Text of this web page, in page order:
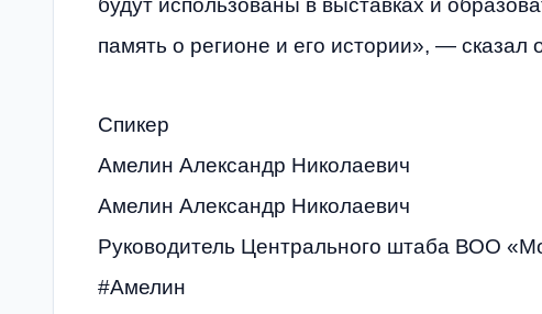
будут использованы в выставках и
память о регионе и его истории», — сказал
Спикер
Амелин Александр Николаевич
Амелин Александр Николаевич
Руководитель Центрального штаба ВОО
#Амелин